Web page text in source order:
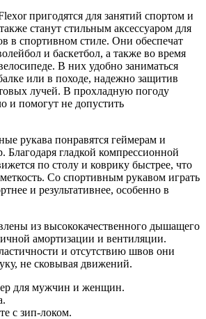
пригодятся для занятий спортом и
станут стильным аксессуаром для
в спортивном стиле. Они обеспечат
и баскетбол, а также во время
В них удобно заниматься
или в походе, надежно защитив
лучей. В прохладную погоду
и помогут не допустить
рукава понравятся геймерам и
Благодаря гладкой компрессионной
по столу и коврику быстрее, что
Со спортивным рукавом играть
и результативнее, особенно в
из высококачественного дышащего
амортизации и вентиляции.
и отсутствию швов они
не сковывая движений.
для мужчин и женщин.
с зип-локом.